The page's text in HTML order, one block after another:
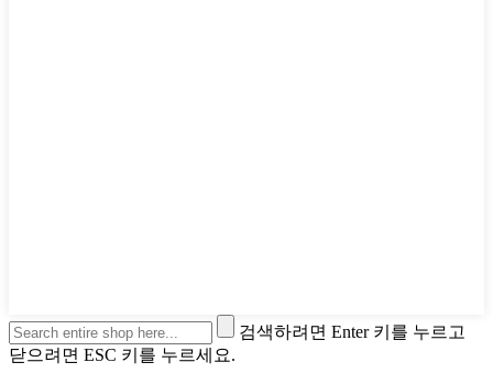
검색하려면 Enter 키를 누르고
닫으려면 ESC 키를 누르세요.